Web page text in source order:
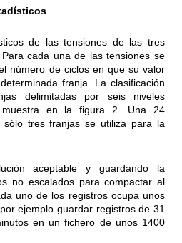
de las tensiones de las tres
cada una de las tensiones se
número de ciclos en que su valor
franja. La clasificación
delimitadas por seis niveles
muestra en la figura 2. Una 24
sólo tres franjas se utiliza para la
aceptable y guardando la
no escalados para compactar al
uno de los registros ocupa unos
ejemplo guardar registros de 31
en un fichero de unos 1400